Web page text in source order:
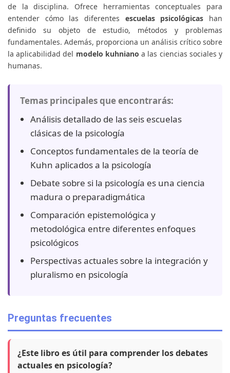
de la disciplina. Ofrece herramientas conceptuales para
entender cómo las diferentes escuelas psicológicas han
definido su objeto de estudio, métodos y problemas
fundamentales. Además, proporciona un análisis crítico sobre
la aplicabilidad del modelo kuhniano a las ciencias sociales y
humanas.
Temas principales que encontrarás:
Análisis detallado de las seis escuelas
clásicas de la psicología
Conceptos fundamentales de la teoría de
Kuhn aplicados a la psicología
Debate sobre si la psicología es una ciencia
madura o preparadigmática
Comparación epistemológica y
metodológica entre diferentes enfoques
psicológicos
Perspectivas actuales sobre la integración y
pluralismo en psicología
Preguntas frecuentes
¿Este libro es útil para comprender los debates
actuales en psicología?